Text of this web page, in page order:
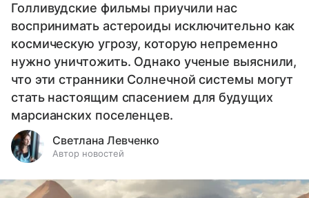
Голливудские фильмы приучили нас
воспринимать астероиды исключительно как
космическую угрозу, которую непременно
нужно уничтожить. Однако ученые выяснили,
что эти странники Солнечной системы могут
стать настоящим спасением для будущих
марсианских поселенцев.
Светлана Левченко
Автор новостей